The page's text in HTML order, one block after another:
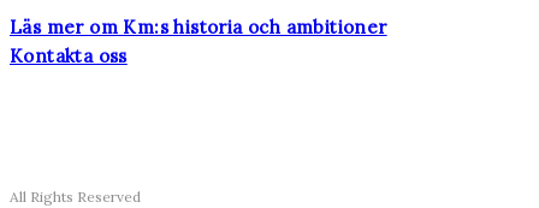
Läs mer om Km:s historia och ambitioner
Kontakta oss
All Rights Reserved